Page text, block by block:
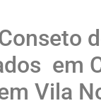
em
Vila